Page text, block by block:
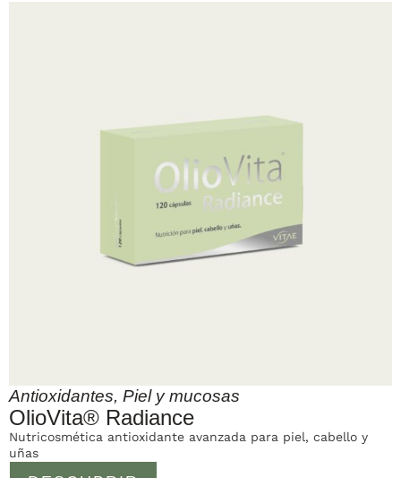
Antioxidantes, Piel y mucosas
OlioVita® Radiance
Nutricosmética antioxidante avanzada para piel, cabello y
uñas